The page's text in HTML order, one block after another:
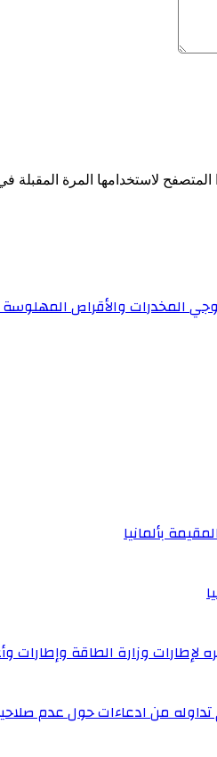
لاستخدامها المرة المقبلة
المخدرات والأقراص المهلوسة
بألمانيا
لإطارات وزارة الطاقة
تداوله من ادعاءات حول عدم